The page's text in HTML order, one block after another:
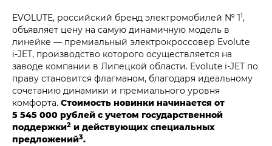
EVOLUTE, российский бренд электромобилей № 11,
объявляет цену на самую динамичную модель в
линейке — премиальный электрокроссовер Evolute
i‑JET, производство которого осуществляется на
заводе компании в Липецкой области. Evolute i‑JET по
праву становится флагманом, благодаря идеальному
сочетанию динамики и премиального уровня
комфорта. Стоимость новинки начинается от
5 545 000 рублей с учетом государственной
поддержки2 и действующих специальных
предложений3.